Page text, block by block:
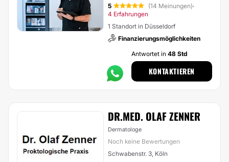
5 (14 Meinungen)·
4 Erfahrungen
1 Standort in Düsseldorf
Finanzierungsmöglichkeiten
Antwortet in 48 Std
KONTAKTIEREN
DR.MED. OLAF ZENNER
Dermatologe
Noch keine Bewertungen
Schwabenstr. 3, Köln